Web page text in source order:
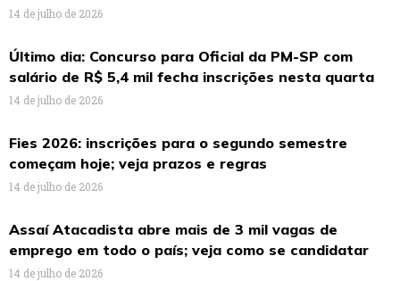
14 de julho de 2026
Último dia: Concurso para Oficial da PM-SP com
salário de R$ 5,4 mil fecha inscrições nesta quarta
14 de julho de 2026
Fies 2026: inscrições para o segundo semestre
começam hoje; veja prazos e regras
14 de julho de 2026
Assaí Atacadista abre mais de 3 mil vagas de
emprego em todo o país; veja como se candidatar
14 de julho de 2026